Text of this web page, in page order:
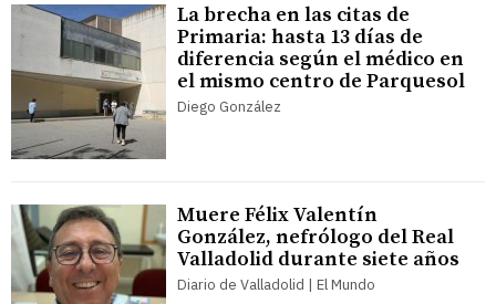
La brecha en las citas de
Primaria: hasta 13 días de
diferencia según el médico en
el mismo centro de Parquesol
Diego González
Muere Félix Valentín
González, nefrólogo del Real
Valladolid durante siete años
Diario de Valladolid | El Mundo